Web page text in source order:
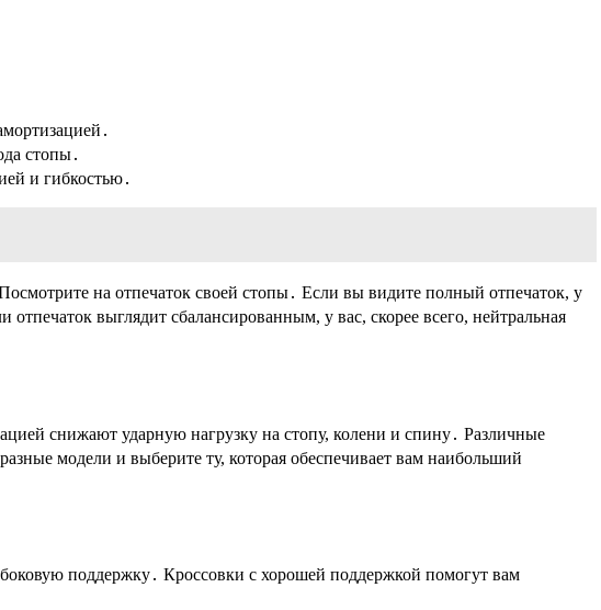
стопы․
и гибкостью․
на отпечаток своей стопы․ Если вы видите полный отпечаток, у
выглядит сбалансированным, у вас, скорее всего, нейтральная
снижают ударную нагрузку на стопу, колени и спину․ Различные
модели и выберите ту, которая обеспечивает вам наибольший
поддержку․ Кроссовки с хорошей поддержкой помогут вам